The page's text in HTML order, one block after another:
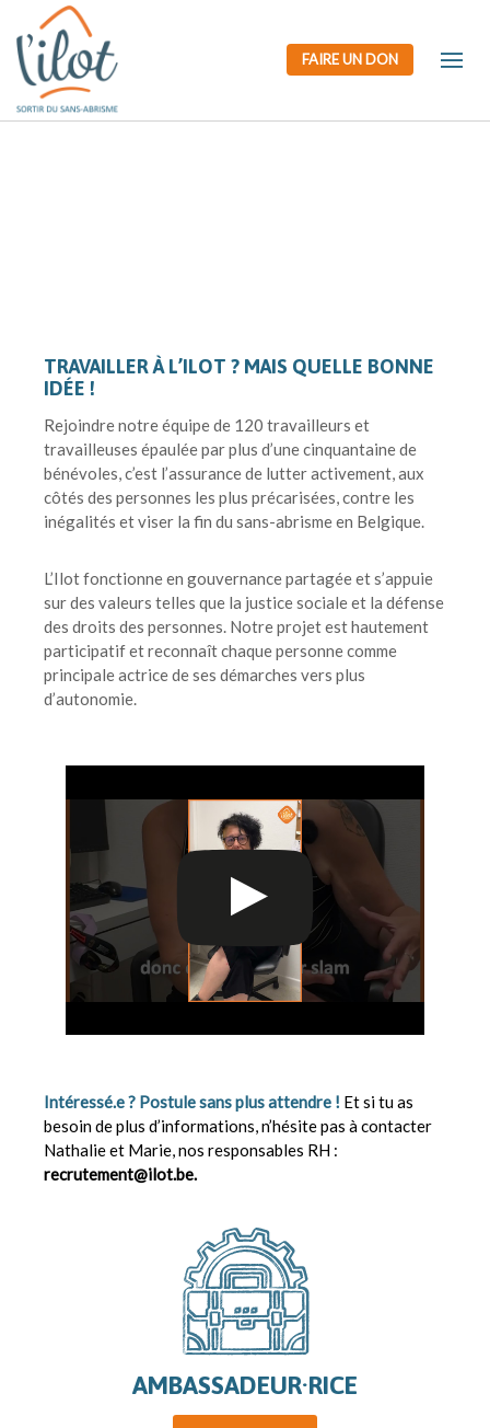
TRAVAILLER À L’ILOT ? MAIS QUELLE BONNE
IDÉE !
Rejoindre notre équipe de 120 travailleurs et
travailleuses épaulée par plus d’une cinquantaine de
bénévoles, c’est l’assurance de lutter activement, aux
côtés des personnes les plus précarisées, contre les
inégalités et viser la fin du sans-abrisme en Belgique.
L’Ilot fonctionne en gouvernance partagée et s’appuie
sur des valeurs telles que la justice sociale et la défense
des droits des personnes. Notre projet est hautement
participatif et reconnaît chaque personne comme
principale actrice de ses démarches vers plus
d’autonomie.
Intéressé.e ? Postule sans plus attendre ! Et si tu as
besoin de plus d’informations, n’hésite pas à contacter
Nathalie et Marie, nos responsables RH :
recrutement@ilot.be.
AMBASSADEUR·RICE
FAIRE UN DON